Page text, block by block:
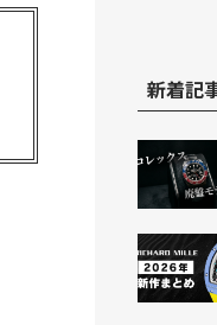
新着記